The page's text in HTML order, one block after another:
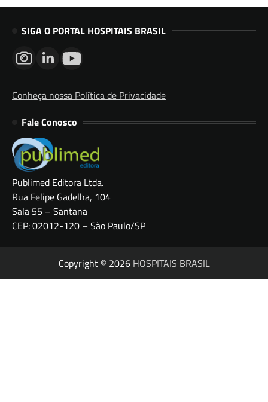
SIGA O PORTAL HOSPITAIS BRASIL
Conheça nossa Política de Privacidade
Fale Conosco
Publimed Editora Ltda.
Rua Felipe Gadelha, 104
Sala 55 – Santana
CEP: 02012-120 – São Paulo/SP
Copyright © 2026 HOSPITAIS BRASIL